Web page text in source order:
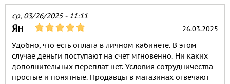
ср, 03/26/2025 - 11:11
Ян 26.03.2025
Удобно, что есть оплата в личном кабинете. В этом
случае деньги поступают на счет мгновенно. Ни каких
дополнительных переплат нет. Условия сотрудничества
простые и понятные. Продавцы в магазинах отвечают